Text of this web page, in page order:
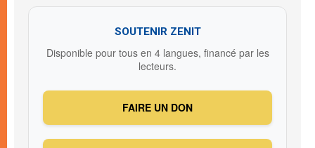
SOUTENIR ZENIT
Disponible pour tous en 4 langues, financé par les
lecteurs.
FAIRE UN DON